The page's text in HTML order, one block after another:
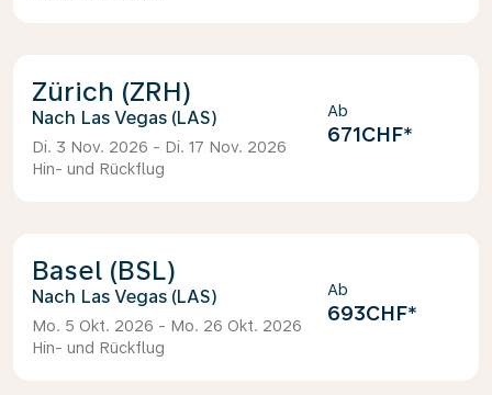
Zürich (ZRH)
Las Vegas (LAS)
Di. 3 Nov. 2026 - Di. 17 Nov. 2026
Hin- und Rückflug
Ab
671CHF*
Basel (BSL)
Las Vegas (LAS)
Mo. 5 Okt. 2026 - Mo. 26 Okt. 2026
Hin- und Rückflug
Ab
693CHF*